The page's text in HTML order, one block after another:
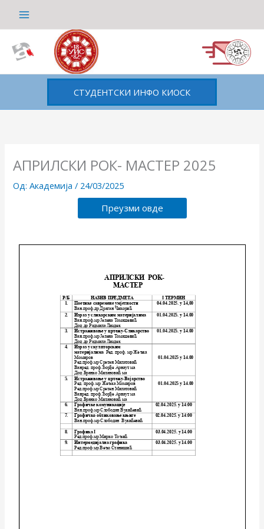
СТУДЕНТСКИ ИНФО КИОСК
АПРИЛСКИ РОК- МАСТЕР 2025
Од: Академија/ 24/03/2025
Преузми овде